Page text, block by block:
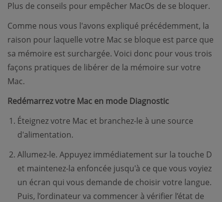
Plus de conseils pour empêcher MacOs de se bloquer.
Comme nous vous l'avons expliqué précédemment, la
raison pour laquelle votre Mac se bloque est parce que
sa mémoire est surchargée. Voici donc pour vous trois
façons pratiques de libérer de la mémoire sur votre
Mac.
Redémarrez votre Mac en mode Diagnostic
Éteignez votre Mac et branchez-le à une source
d'alimentation.
Allumez-le. Appuyez immédiatement sur la touche D
et maintenez-la enfoncée jusqu'à ce que vous voyiez
un écran qui vous demande de choisir votre langue.
Puis, l’ordinateur va commencer à vérifier l’état de